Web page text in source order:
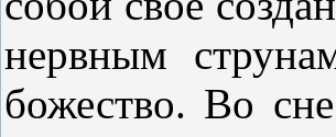
нервным
божество. Во